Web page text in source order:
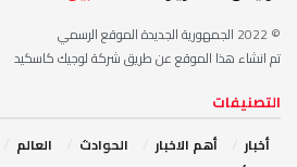
© 2022
الجمهورية الجديدة الموقع الرسمي
تم انشاء هذا الموقع عن طريق شركة لوجيك كاسكيد
التصنيفات
أخبار أهم الاخبار ‏الحوادث ‏العالم